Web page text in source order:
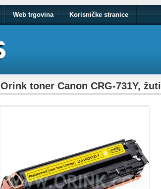
Web trgovina Korisničke stranice
Orink toner Canon CRG-731Y, žuti